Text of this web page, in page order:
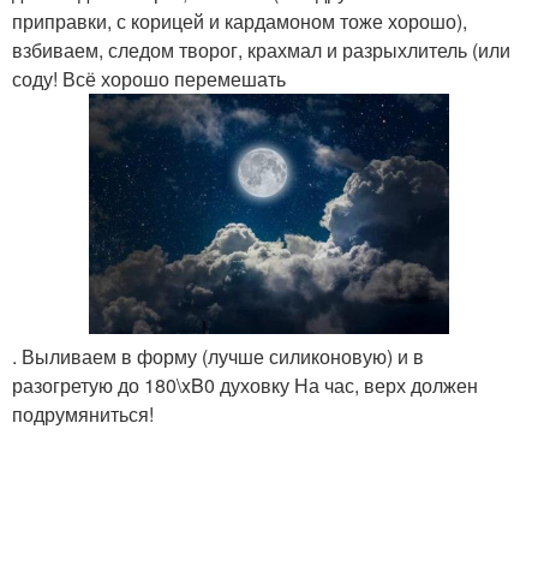
приправки, с корицей и кардамоном тоже хорошо),
взбиваем, следом творог, крахмал и разрыхлитель (или
соду! Всё хорошо перемешать
. Выливаем в форму (лучше силиконовую) и в
разогретую до 180\xB0 духовку На час, верх должен
подрумяниться!